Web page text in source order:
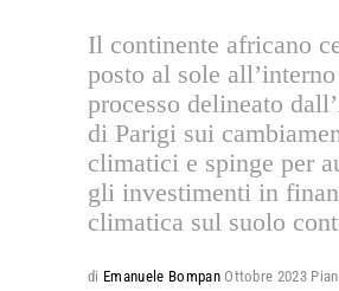
Il continente africano
posto al sole
processo delineato
di Parigi sui
climatici e spinge per
gli investimenti in
climatica sul suolo
di Emanuele Bompan Ottobre 2023